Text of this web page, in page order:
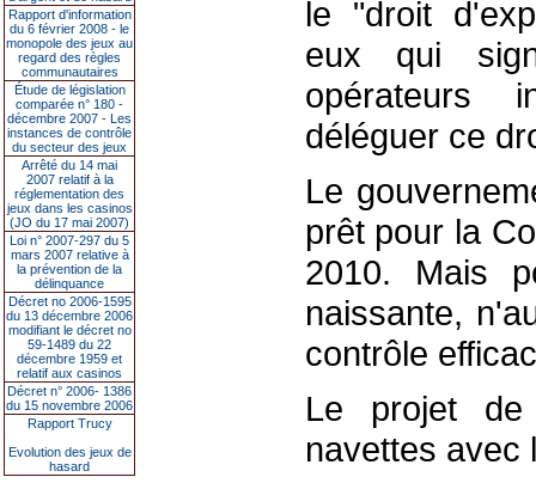
Rapport d'information
du 6 février 2008 - le
monopole des jeux au
regard des règles
communautaires
Étude de législation
comparée n° 180 -
décembre 2007 - Les
instances de contrôle
du secteur des jeux
Arrêté du 14 mai
2007 relatif à la
réglementation des
jeux dans les casinos
(JO du 17 mai 2007)
Loi n° 2007-297 du 5
mars 2007 relative à
la prévention de la
délinquance
Décret no 2006-1595
du 13 décembre 2006
modifiant le décret no
59-1489 du 22
décembre 1959 et
relatif aux casinos
Décret n° 2006- 1386
du 15 novembre 2006
Rapport Trucy
Evolution des jeux de
hasard
le "droit
eux qui
opérateurs
déléguer ce
Le
prêt pour la
2010. Mais
naissante,
contrôle
Le projet
navettes avec